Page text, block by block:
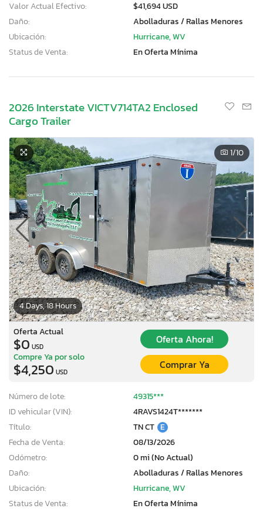
Valor Actual Efectivo:
$41,694 USD
Daño:
Abolladuras / Rallas Menores
Ubicación:
Hurricane, WV
Status de Venta:
En Oferta Mínima
2026 Interstate VICTV714TA2 Enclosed
Cargo Trailer
4 Days, 18 Hours
1/10
Oferta Actual
$0 USD
Oferta Ahora!
Compre Ya por solo
$4,250 USD
Comprar Ya
Número de lote:
49315***
ID vehicular (VIN):
4RAVS1424T*******
Título:
TN CT E
Fecha de Venta:
08/13/2026
Odómetro:
0 mi (No Actual)
Daño:
Abolladuras / Rallas Menores
Ubicación:
Hurricane, WV
Status de Venta:
En Oferta Mínima